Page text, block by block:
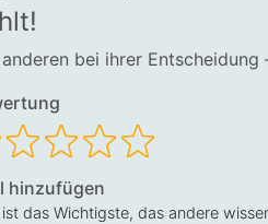
bei ihrer
hinzufügen
ist das Wichtigste, das andere